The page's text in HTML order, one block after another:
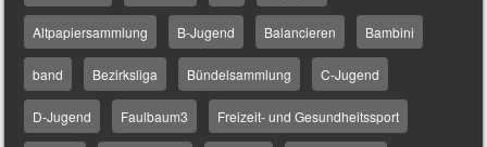
Altpapiersammlung B-Jugend Balancieren Bambini
band Bezirksliga Bündelsammlung C-Jugend
D-Jugend Faulbaum3 Freizeit- und Gesundheitssport